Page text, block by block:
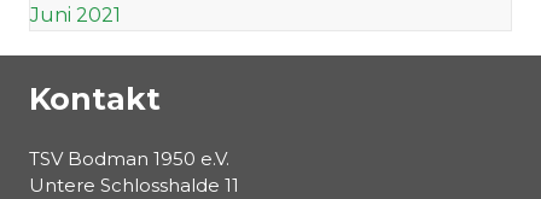
Juni 2021
Kontakt
TSV Bodman 1950 e.V.
Untere Schlosshalde 11